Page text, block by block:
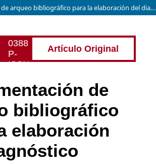
Implementación de arqueo bibliográfico para la elaboración del diagnóstico referente al pensamiento aleatorio